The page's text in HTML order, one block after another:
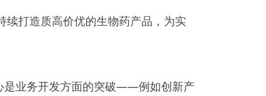
续打造质高价优的生物药产品，为实
是业务开发方面的突破——例如创新产